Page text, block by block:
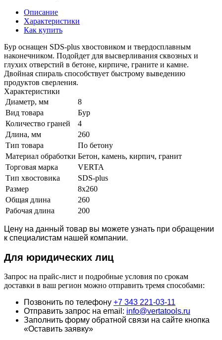
Описание
Характеристики
Как купить
Бур оснащен SDS-plus хвостовиком и твердосплавным
наконечником. Подойдет для высверливания сквозных и
глухих отверстий в бетоне, кирпиче, граните и камне.
Двойная спираль способствует быстрому выведению
продуктов сверления.
Характеристики
Диаметр, мм
8
Вид товара
Бур
Количество граней
4
Длина, мм
260
Тип товара
По бетону
Материал обработки Бетон, камень, кирпич, гранит
Торговая марка
VERTA
Тип хвостовика
SDS-plus
Размер
8x260
Общая длина
260
Рабочая длина
200
Цену на данный товар вы можете узнать при обращении
к специалистам нашей компании.
Для юридических лиц
Запрос на прайс-лист и подробные условия по срокам
доставки в ваш регион можно отправить тремя способами:
Позвонить по телефону +7 343 221-03-11
Отправить запрос на email: info@vertatools.ru
Заполнить форму обратной связи на сайте кнопка
«Оставить заявку»